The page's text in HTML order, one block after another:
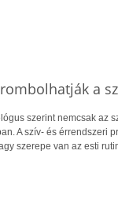
a
szerint nemcsak az
A szív- és érrendszeri
szerepe van az esti